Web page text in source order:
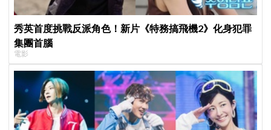
秀英首度挑戰反派角色！新片《特務搞飛機2》化身犯罪
集團首腦
電影